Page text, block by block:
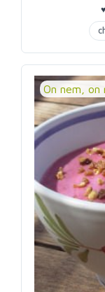
♥
On nem, on